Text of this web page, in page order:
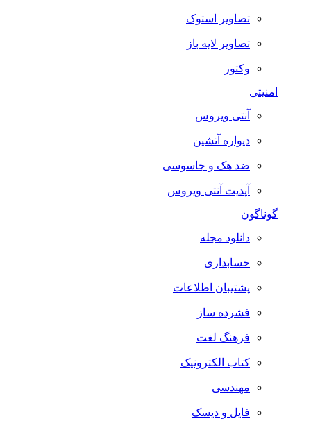
تصاویر استوک
تصاویر لایه باز
وکتور
امنیتی
آنتی ویروس
دیواره آتشین
ضد هک و جاسوسی
آپدیت آنتی ویروس
گوناگون
دانلود مجله
حسابداری
پشتیبان اطلاعات
فشرده ساز
فرهنگ لغت
کتاب الکترونیک
مهندسی
فایل و دیسک